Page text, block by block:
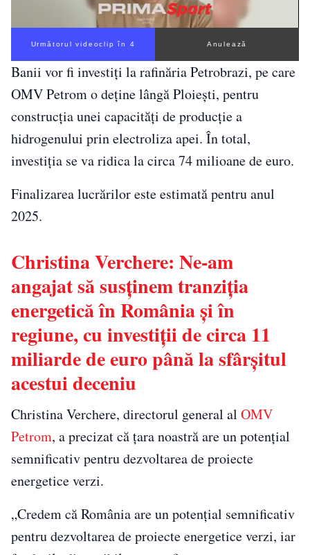
Următorul videoclip în 3 Anulează
Banii vor fi investiţi la rafinăria Petrobrazi, pe care
OMV Petrom o deţine lângă Ploieşti, pentru
construcţia unei capacităţi de producţie a
hidrogenului prin electroliza apei. În total,
investiţia se va ridica la circa 74 milioane de euro.
Finalizarea lucrărilor este estimată pentru anul
2025.
Christina Verchere: Ne-am
angajat să susţinem tranziţia
energetică în România şi în
regiune, cu investiţii de circa 11
miliarde de euro până la sfârşitul
acestui deceniu
Christina Verchere, directorul general al OMV
Petrom, a precizat că ţara noastră are un potenţial
semnificativ pentru dezvoltarea de proiecte
energetice verzi.
„Credem că România are un potenţial semnificativ
pentru dezvoltarea de proiecte energetice verzi, iar